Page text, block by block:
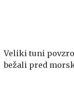
Veliki tuni
bežali pred